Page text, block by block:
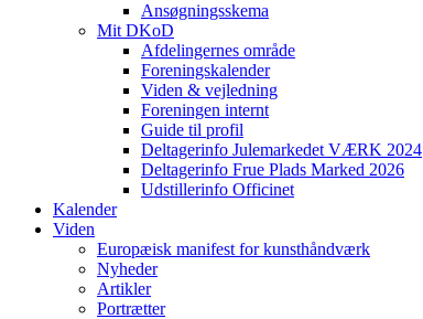
Ansøgningsskema
Mit DKoD
Afdelingernes område
Foreningskalender
Viden & vejledning
Foreningen internt
Guide til profil
Deltagerinfo Julemarkedet VÆRK 2024
Deltagerinfo Frue Plads Marked 2026
Udstillerinfo Officinet
Kalender
Viden
Europæisk manifest for kunsthåndværk
Nyheder
Artikler
Portrætter